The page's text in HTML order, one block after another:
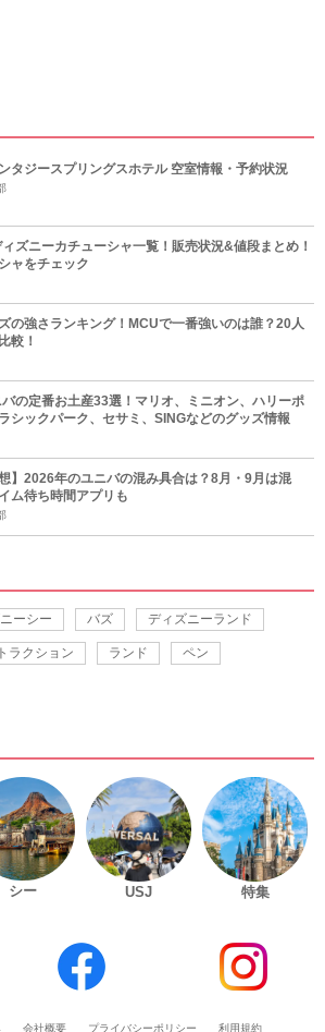
タジースプリングスホテル 空室情報・予約状況
ィズニーカチューシャ一覧！販売状況&値段まとめ！
ャをチェック
の強さランキング！MCUで一番強いのは誰？20人
較！
バの定番お土産33選！マリオ、ミニオン、ハリーポ
シックパーク、セサミ、SINGなどのグッズ情報
】2026年のユニバの混み具合は？8月・9月は混
ム待ち時間アプリも
ーシー バズ ディズニーランド
ラクション ランド ペン
シー USJ 特集
会社概要 プライバシーポリシー 利用規約